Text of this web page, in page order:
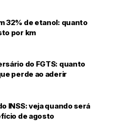
32% de etanol: quanto
por km
do FGTS: quanto
perde ao aderir
INSS: veja quando será
de agosto